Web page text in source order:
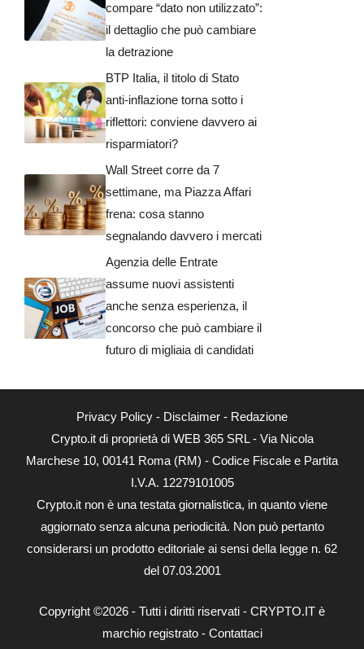
compare “dato non utilizzato”:
il dettaglio che può cambiare
la detrazione
BTP Italia, il titolo di Stato
anti-inflazione torna sotto i
riflettori: conviene davvero ai
risparmiatori?
Wall Street corre da 7
settimane, ma Piazza Affari
frena: cosa stanno
segnalando davvero i mercati
Agenzia delle Entrate
assume nuovi assistenti
anche senza esperienza, il
concorso che può cambiare il
futuro di migliaia di candidati
Privacy Policy - Disclaimer - Redazione
Crypto.it di proprietà di WEB 365 SRL - Via Nicola
Marchese 10, 00141 Roma (RM) - Codice Fiscale e Partita
I.V.A. 12279101005
Crypto.it non è una testata giornalistica, in quanto viene
aggiornato senza alcuna periodicità. Non può pertanto
considerarsi un prodotto editoriale ai sensi della legge n. 62
del 07.03.2001
Copyright ©2026 - Tutti i diritti riservati - CRYPTO.IT è
marchio registrato - Contattaci